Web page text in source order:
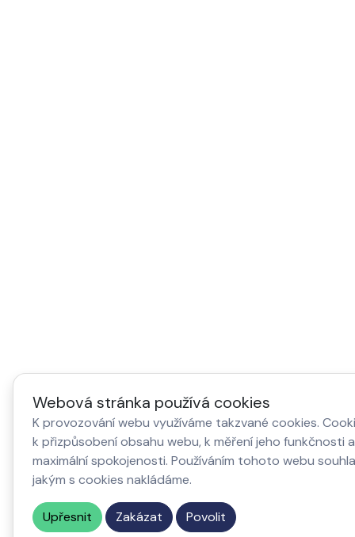
Webová stránka používá cookies
K provozování webu využíváme takzvané cookies.
k přizpůsobení obsahu webu, k měření jeho funkčnosti
maximální spokojenosti. Používáním tohoto webu
jakým s cookies nakládáme.
Upřesnit Zakázat Povolit